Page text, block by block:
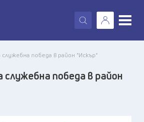
X
победа в район "Искър"
победа в район